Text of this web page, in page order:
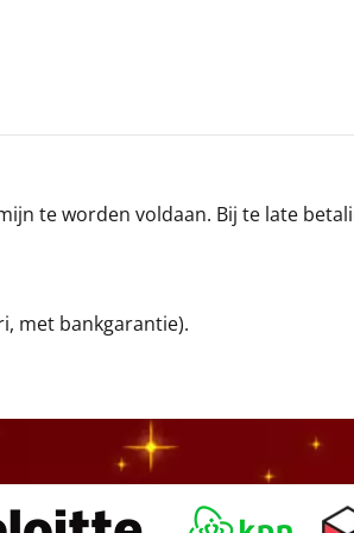
te worden voldaan. Bij te late
met bankgarantie).